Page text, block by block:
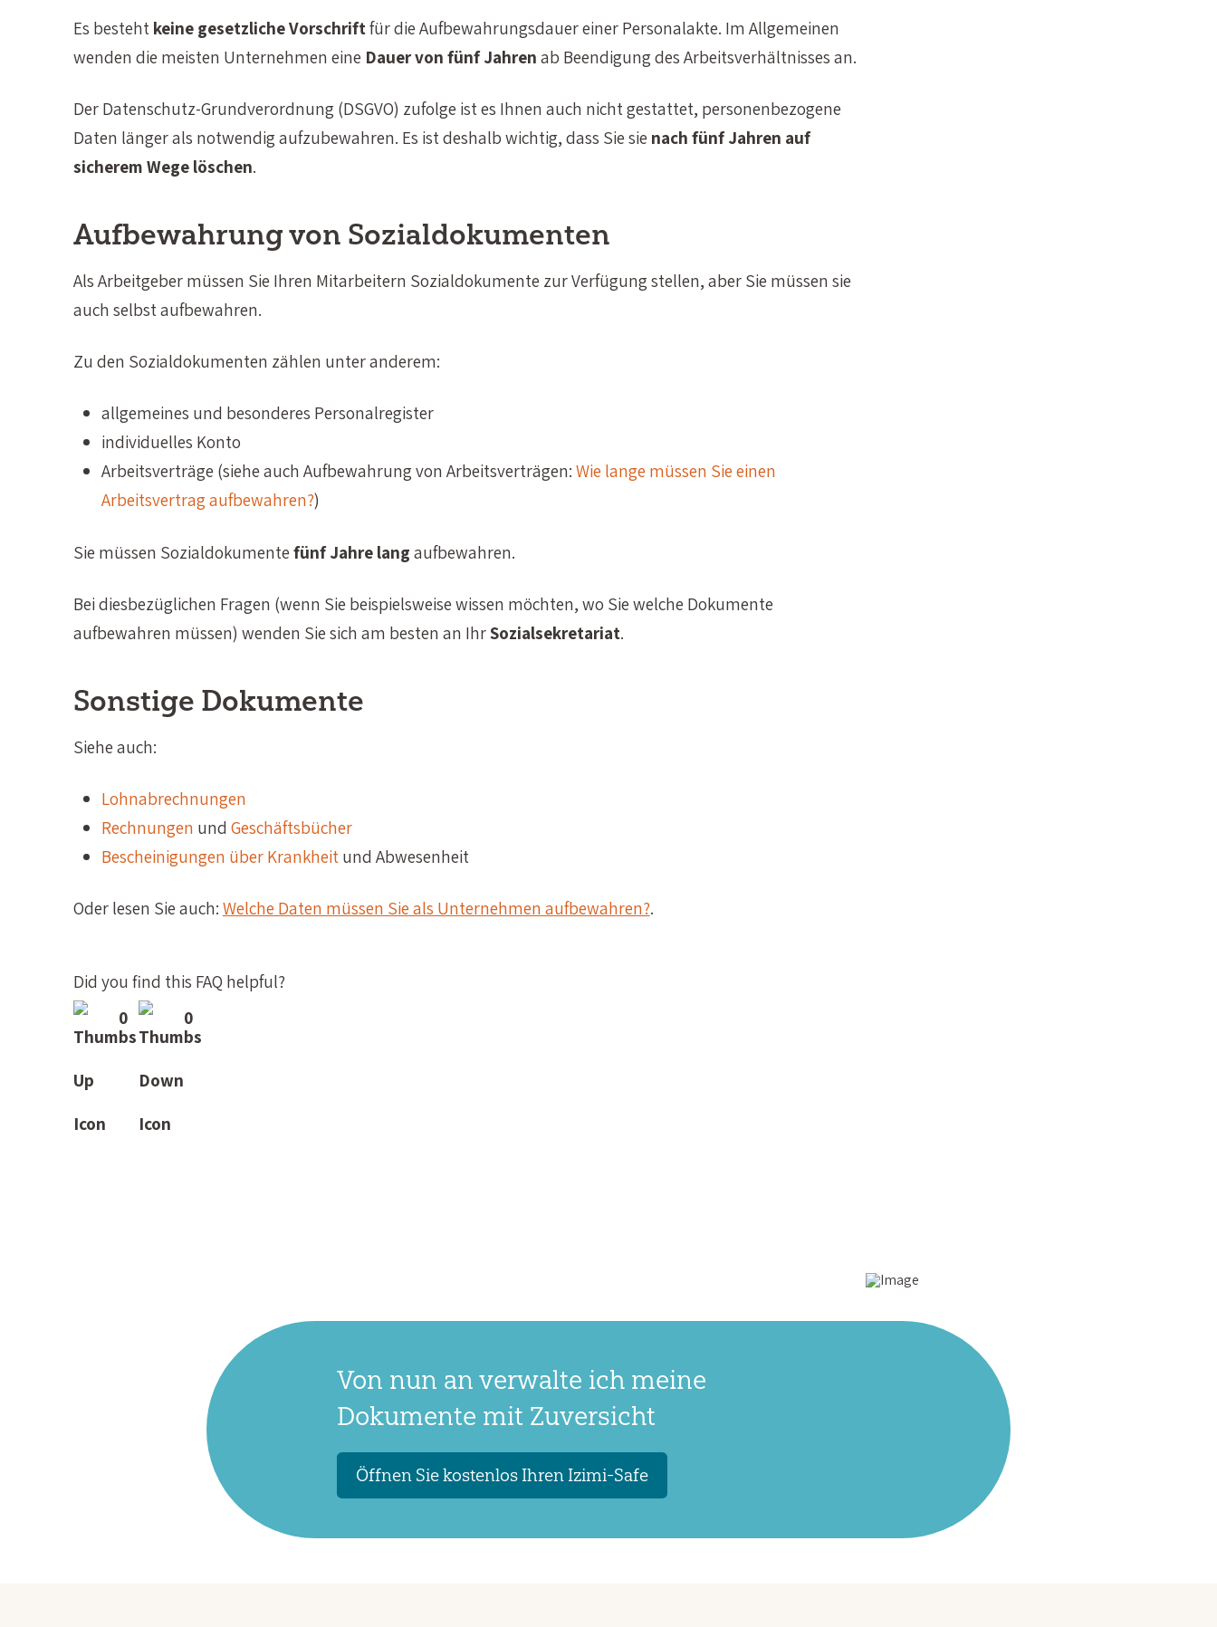
Es bestehtkeine gesetzliche Vorschriftfür die Aufbewahrungsdauer einer Personalakte. Im Allgemeinen
wenden die meisten Unternehmen eine Dauer von fünf Jahrenab Beendigung des Arbeitsverhältnisses an.
Der Datenschutz-Grundverordnung (DSGVO) zufolge ist es Ihnen auch nicht gestattet, personenbezogene
Daten länger als notwendig aufzubewahren. Es ist deshalb wichtig, dass Sie sienach fünf Jahren auf
sicherem Wege löschen.
Aufbewahrung von Sozialdokumenten
Als Arbeitgeber müssen Sie Ihren Mitarbeitern Sozialdokumente zur Verfügung stellen, aber Sie müssen sie
auch selbst aufbewahren.
Zu den Sozialdokumenten zählen unter anderem:
allgemeines und besonderes Personalregister
individuelles Konto
Arbeitsverträge (siehe auch Aufbewahrung von Arbeitsverträgen:Wie lange müssen Sie einen
Arbeitsvertrag aufbewahren?)
Sie müssen Sozialdokumentefünf Jahre langaufbewahren.
Bei diesbezüglichen Fragen (wenn Sie beispielsweise wissen möchten, wo Sie welche Dokumente
aufbewahren müssen) wenden Sie sich am besten an IhrSozialsekretariat.
Sonstige Dokumente
Siehe auch:
Lohnabrechnungen
Rechnungen undGeschäftsbücher
Bescheinigungen über Krankheitund Abwesenheit
Oder lesen Sie auch:Welche Daten müssen Sie als Unternehmen aufbewahren?.
Did you find this FAQ helpful?
0
0
Von nun an verwalte ich meine
Dokumente mit Zuversicht
Öffnen Sie kostenlos Ihren Izimi-Safe